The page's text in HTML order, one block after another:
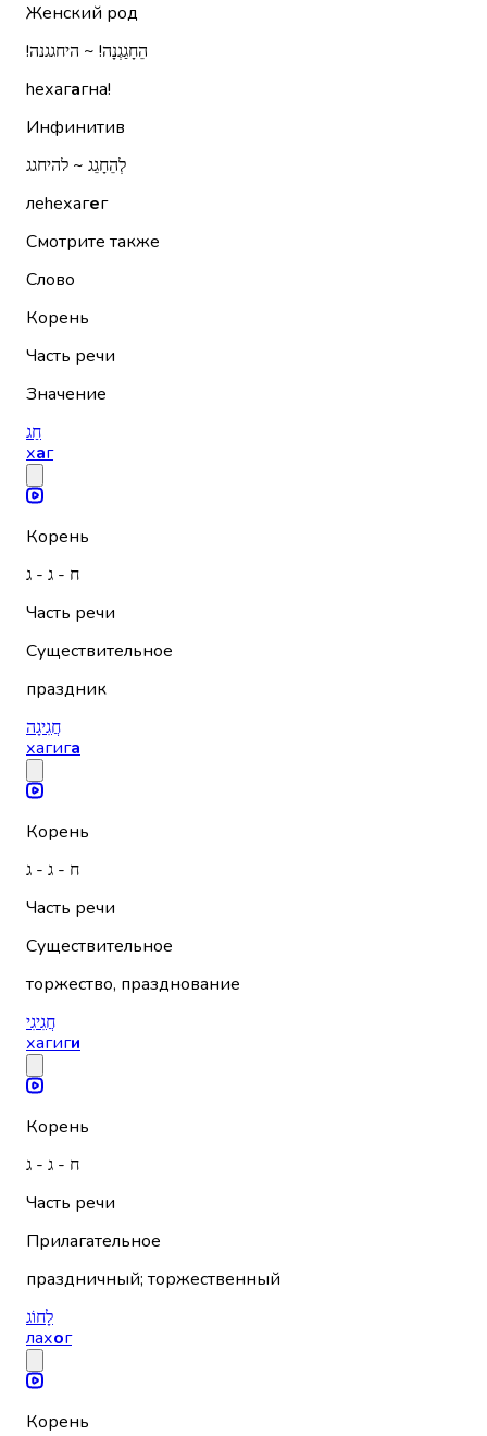
Женский род
הֵחָגַגְנָה!‏ ~ היחגגנה!‏
hехагагна!
Инфинитив
לְהֵחָגֵג ~ להיחגג
леhехагег
Смотрите также
Слово
Корень
Часть речи
Значение
חַג
хаг
Корень
ח - ג - ג
Часть речи
Существительное
праздник
חֲגִיגָה
хагига
Корень
ח - ג - ג
Часть речи
Существительное
торжество, празднование
חֲגִיגִי
хагиги
Корень
ח - ג - ג
Часть речи
Прилагательное
праздничный; торжественный
לָחוֹג
лахог
Корень